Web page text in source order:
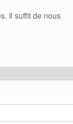
Il suffit de nous